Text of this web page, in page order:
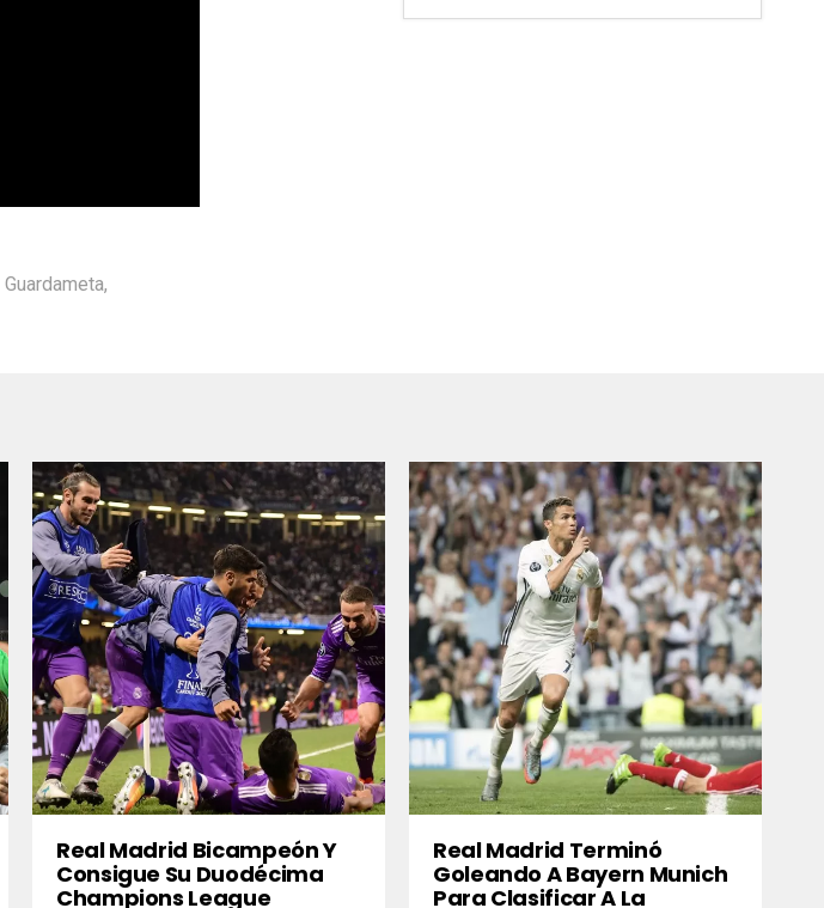
Guardameta,
Real Madrid Bicampeón Y
Consigue Su Duodécima
Champions League
Real Madrid Terminó
Goleando A Bayern Munich
Para Clasificar A La